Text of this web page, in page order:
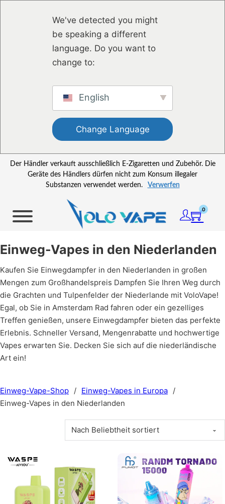
We've detected you might
be speaking a different
language. Do you want to
change to:
English
Change Language
Der Händler verkauft ausschließlich E-Zigaretten und Zubehör. Die
Geräte des Händlers dürfen nicht zum Konsum illegaler
Substanzen verwendet werden.
Verwerfen
0
Einweg-Vapes in den Niederlanden
Kaufen Sie Einwegdampfer in den Niederlanden in großen
Mengen zum Großhandelspreis Dampfen Sie Ihren Weg durch
die Grachten und Tulpenfelder der Niederlande mit VoloVape!
Egal, ob Sie in Amsterdam Rad fahren oder ein gezelliges
Treffen genießen, unsere Einwegdampfer bieten das perfekte
Erlebnis. Schneller Versand, Mengenrabatte und hochwertige
Vapes erwarten Sie. Decken Sie sich auf die niederländische
Art ein!
Einweg-Vape-Shop / Einweg-Vapes in Europa /
Einweg-Vapes in den Niederlanden